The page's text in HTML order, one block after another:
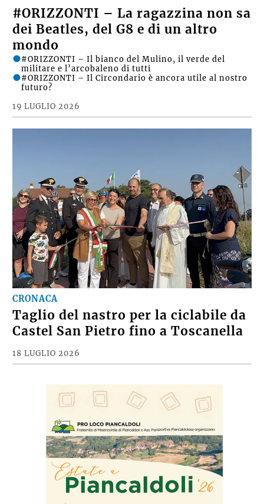
#ORIZZONTI – La ragazzina non sa
dei Beatles, del G8 e di un altro
mondo
19 LUGLIO 2026
#ORIZZONTI – Il bianco del Mulino, il verde del
militare e l’arcobaleno di tutti
#ORIZZONTI – Il Circondario è ancora utile al nostro
futuro?
CRONACA
Taglio del nastro per la ciclabile da
Castel San Pietro fino a Toscanella
18 LUGLIO 2026